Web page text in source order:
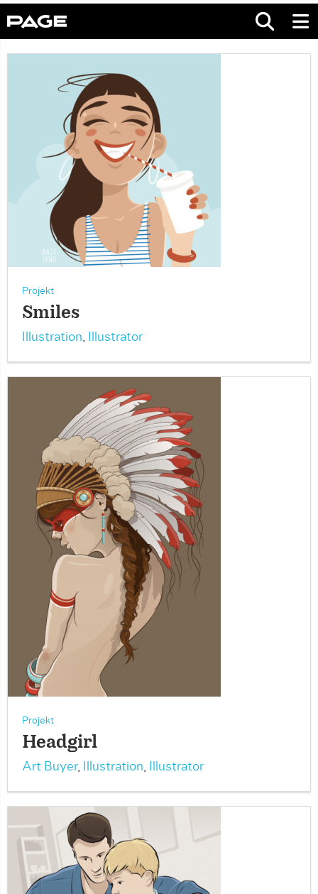
Projekt
Smiles
Illustration, Illustrator
Projekt
Headgirl
Art Buyer, Illustration, Illustrator